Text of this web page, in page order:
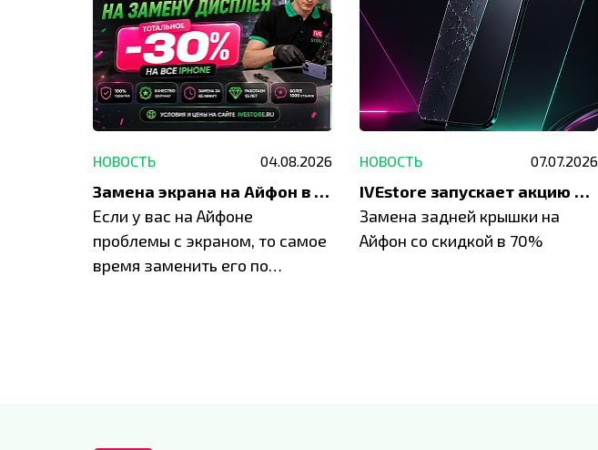
НОВОСТЬ 04.08.2026
Замена экрана на Айфон в Москве и Балашихе
Если у вас на Айфоне
проблемы с экраном, то самое
время заменить его по
НОВОСТЬ 07.07.2026
IVEstore запускает акцию на замену заднего стекла
Замена задней крышки на
Айфон со скидкой в 70%